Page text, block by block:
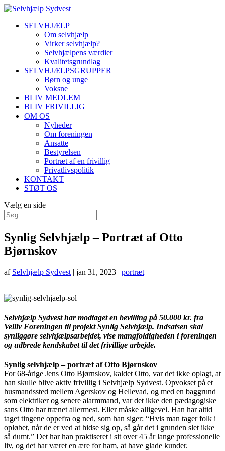
SELVHJÆLP
Om selvhjælp
Virker selvhjælp?
Selvhjælpens værdier
Kvalitetsgrundlag
SELVHJÆLPSGRUPPER
Børn og unge
Voksne
BLIV MEDLEM
BLIV FRIVILLIG
OM OS
Nyheder
Om foreningen
Ansatte
Bestyrelsen
Portræt af en frivillig
Privatlivspolitik
KONTAKT
STØT OS
Vælg en side
Synlig Selvhjælp – Portræt af Otto
Bjørnskov
af Selvhjælp Sydvest | jan 31, 2023 | portræt
Selvhjælp Sydvest har modtaget en bevilling på 50.000 kr. fra
Velliv Foreningen til projekt Synlig Selvhjælp. Indsatsen skal
synliggøre selvhjælpsarbejdet, vise mangfoldigheden i foreningen
og udbrede kendskabet til det frivillige arbejde.
Synlig selvhjælp – portræt af Otto Bjørnskov
For 68-årige Jens Otto Bjørnskov, kaldet Otto, var det ikke oplagt, at
han skulle blive aktiv frivillig i Selvhjælp Sydvest. Opvokset på et
husmandssted mellem Agerskov og Hellevad, og med en baggrund
som elektriker og senere alarmmand, var det ikke den pædagogiske
sans Otto har trænet allermest. Eller måske alligevel. Han har altid
taget tingene oppefra og ned, som han siger: “Hvis man tager folk i
opløbet, når de er ved at hidse sig op, så går det i grunden slet ikke
så dumt.” Det har han praktiseret i sit over 45 år lange professionelle
liv, og det har været en ære for ham, at have glade kunder.